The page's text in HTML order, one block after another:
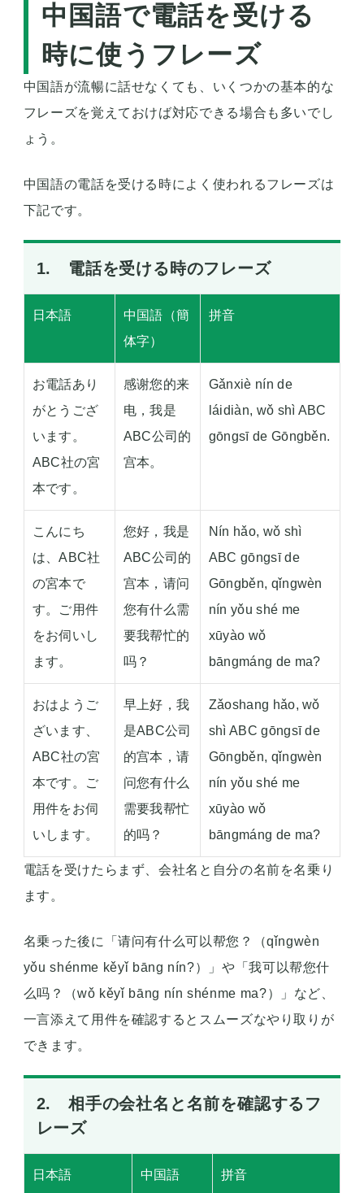
中国語で電話を受ける
時に使うフレーズ
中国語が流暢に話せなくても、いくつかの基本的な
フレーズを覚えておけば対応できる場合も多いでし
ょう。
中国語の電話を受ける時によく使われるフレーズは
下記です。
1. 電話を受ける時のフレーズ
日本語
中国語（簡
体字）
拼音
お電話あり
がとうござ
います。
ABC社の宮
本です。
感谢您的来
电，我是
ABC公司的
宫本。
Gǎnxiè nín de
láidiàn, wǒ shì ABC
gōngsī de Gōngběn.
こんにち
は、ABC社
の宮本で
す。ご用件
をお伺いし
ます。
您好，我是
ABC公司的
宫本，请问
您有什么需
要我帮忙的
吗？
Nín hǎo, wǒ shì
ABC gōngsī de
Gōngběn, qǐngwèn
nín yǒu shé me
xūyào wǒ
bāngmáng de ma?
おはようご
ざいます、
ABC社の宮
本です。ご
用件をお伺
いします。
早上好，我
是ABC公司
的宫本，请
问您有什么
需要我帮忙
的吗？
Zǎoshang hǎo, wǒ
shì ABC gōngsī de
Gōngběn, qǐngwèn
nín yǒu shé me
xūyào wǒ
bāngmáng de ma?
電話を受けたらまず、会社名と自分の名前を名乗り
ます。
名乗った後に「请问有什么可以帮您？（qǐngwèn
yǒu shénme kěyǐ bāng nín?）」や「我可以帮您什
么吗？（wǒ kěyǐ bāng nín shénme ma?）」など、
一言添えて用件を確認するとスムーズなやり取りが
できます。
2. 相手の会社名と名前を確認するフ
レーズ
日本語
中国語
拼音